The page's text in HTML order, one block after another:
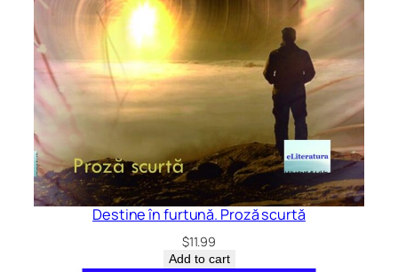
Destine în furtună. Proză scurtă
$11.99
Add to cart